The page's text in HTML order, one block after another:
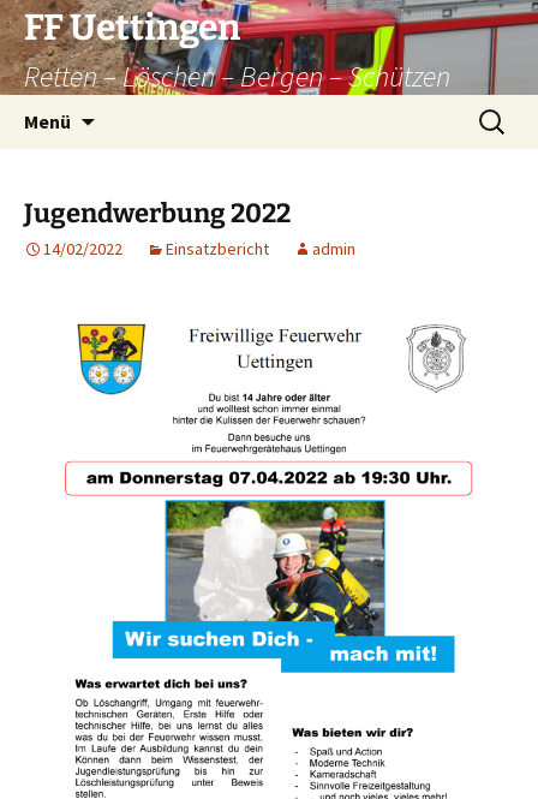
Zum
Inhalt
springen
FF Uettingen
Retten – Löschen – Bergen – Schützen
Menü
Suchen
nach:
Jugendwerbung 2022
14/02/2022 Einsatzbericht admin